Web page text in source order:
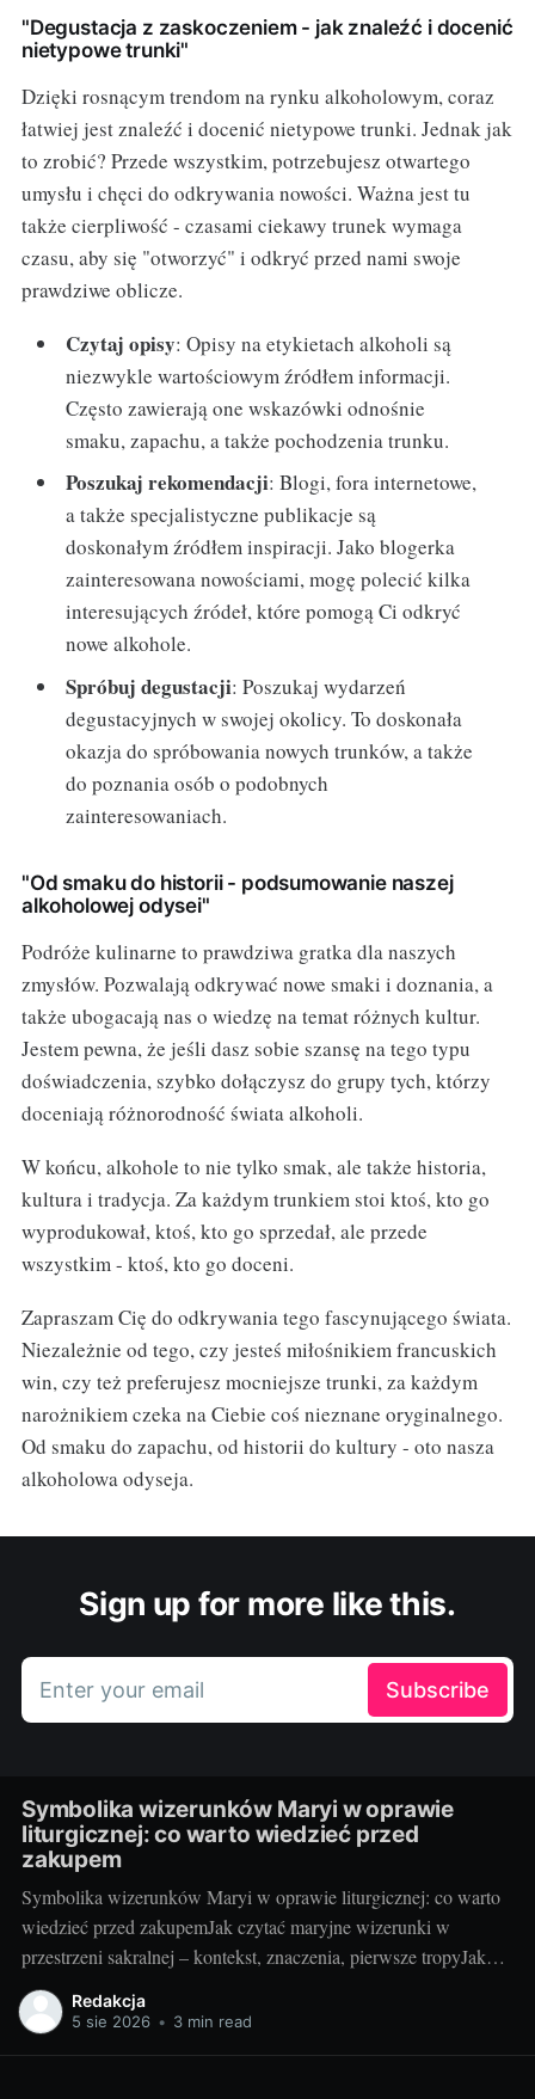
"Degustacja z zaskoczeniem - jak znaleźć i docenić
nietypowe trunki"
Dzięki rosnącym trendom na rynku alkoholowym, coraz
łatwiej jest znaleźć i docenić nietypowe trunki. Jednak jak
to zrobić? Przede wszystkim, potrzebujesz otwartego
umysłu i chęci do odkrywania nowości. Ważna jest tu
także cierpliwość - czasami ciekawy trunek wymaga
czasu, aby się "otworzyć" i odkryć przed nami swoje
prawdziwe oblicze.
Czytaj opisy: Opisy na etykietach alkoholi są
niezwykle wartościowym źródłem informacji.
Często zawierają one wskazówki odnośnie
smaku, zapachu, a także pochodzenia trunku.
Poszukaj rekomendacji: Blogi, fora internetowe,
a także specjalistyczne publikacje są
doskonałym źródłem inspiracji. Jako blogerka
zainteresowana nowościami, mogę polecić kilka
interesujących źródeł, które pomogą Ci odkryć
nowe alkohole.
Spróbuj degustacji: Poszukaj wydarzeń
degustacyjnych w swojej okolicy. To doskonała
okazja do spróbowania nowych trunków, a także
do poznania osób o podobnych
zainteresowaniach.
"Od smaku do historii - podsumowanie naszej
alkoholowej odysei"
Podróże kulinarne to prawdziwa gratka dla naszych
zmysłów. Pozwalają odkrywać nowe smaki i doznania, a
także ubogacają nas o wiedzę na temat różnych kultur.
Jestem pewna, że jeśli dasz sobie szansę na tego typu
doświadczenia, szybko dołączysz do grupy tych, którzy
doceniają różnorodność świata alkoholi.
W końcu, alkohole to nie tylko smak, ale także historia,
kultura i tradycja. Za każdym trunkiem stoi ktoś, kto go
wyprodukował, ktoś, kto go sprzedał, ale przede
wszystkim - ktoś, kto go doceni.
Zapraszam Cię do odkrywania tego fascynującego świata.
Niezależnie od tego, czy jesteś miłośnikiem francuskich
win, czy też preferujesz mocniejsze trunki, za każdym
narożnikiem czeka na Ciebie coś nieznane oryginalnego.
Od smaku do zapachu, od historii do kultury - oto nasza
alkoholowa odyseja.
Sign up for more like this.
Enter your email Subscribe
Symbolika wizerunków Maryi w oprawie
liturgicznej: co warto wiedzieć przed
zakupem
Symbolika wizerunków Maryi w oprawie liturgicznej: co warto
wiedzieć przed zakupemJak czytać maryjne wizerunki w
przestrzeni sakralnej – kontekst, znaczenia, pierwsze tropyJako
blogerka, która z radością testuje i porównuje rozwiązania do
kościołów i kaplic, wiem jedno: maryjny wizerunek w liturgii nie
Redakcja
5 sie 2026 • 3 min read